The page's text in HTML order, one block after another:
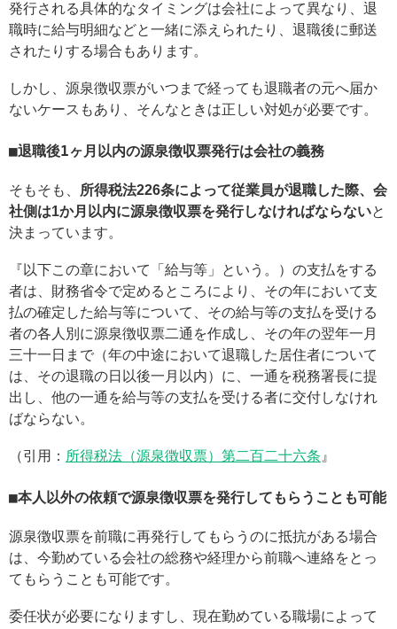
発行される具体的なタイミングは会社によって異なり、退
職時に給与明細などと一緒に添えられたり、退職後に郵送
されたりする場合もあります。
しかし、源泉徴収票がいつまで経っても退職者の元へ届か
ないケースもあり、そんなときは正しい対処が必要です。
退職後1ヶ月以内の源泉徴収票発行は会社の義務
そもそも、 所得税法226条によって従業員が退職した際、会
社側は1か月以内に源泉徴収票を発行しなければならないと
決まっています。
『以下この章において「給与等」という。）の支払をする
者は、財務省令で定めるところにより、その年において支
払の確定した給与等について、その給与等の支払を受ける
者の各人別に源泉徴収票二通を作成し、その年の翌年一月
三十一日まで（年の中途において退職した居住者について
は、その退職の日以後一月以内）に、一通を税務署長に提
出し、他の一通を給与等の支払を受ける者に交付しなけれ
ばならない。
（引用： 所得税法（源泉徴収票）第二百二十六条』
本人以外の依頼で源泉徴収票を発行してもらうことも可能
源泉徴収票を前職に再発行してもらうのに抵抗がある場合
は、今勤めている会社の総務や経理から前職へ連絡をとっ
てもらうことも可能です。
委任状が必要になりますし、現在勤めている職場によって